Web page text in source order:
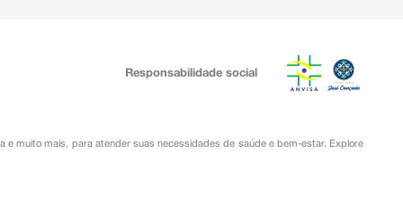
Responsabilidade social
e muito mais, para atender suas necessidades de saúde e bem-estar. Explore